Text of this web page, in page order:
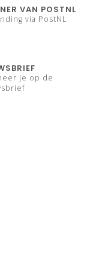
VAN POSTNL
via PostNL
je op de